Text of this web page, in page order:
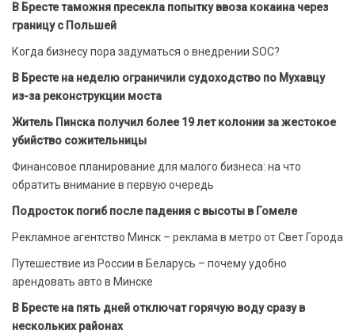
В Бресте таможня пресекла попытку ввоза кокаина через
границу с Польшей
Когда бизнесу пора задуматься о внедрении SOC?
В Бресте на неделю ограничили судоходство по Мухавцу
из-за реконструкции моста
Житель Пинска получил более 19 лет колонии за жестокое
убийство сожительницы
Финансовое планирование для малого бизнеса: на что
обратить внимание в первую очередь
Подросток погиб после падения с высоты в Гомеле
Рекламное агентство Минск – реклама в метро от Свет Города
Путешествие из России в Беларусь – почему удобно
арендовать авто в Минске
В Бресте на пять дней отключат горячую воду сразу в
нескольких районах